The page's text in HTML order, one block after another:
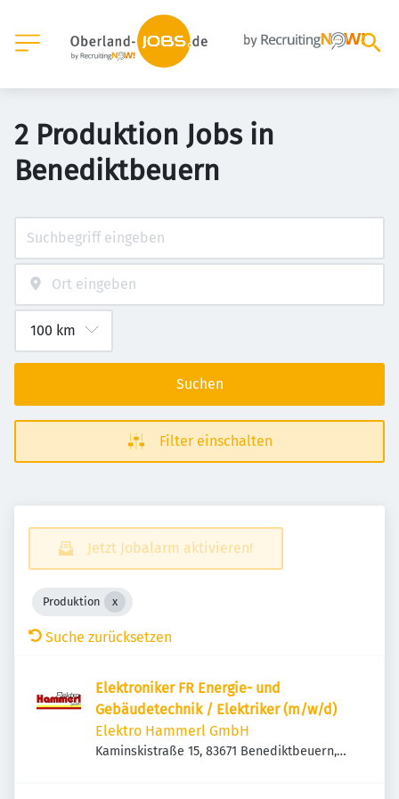
2 Produktion Jobs in
Benediktbeuern
Suchen
Filter einschalten
Jetzt Jobalarm aktivieren!
Produktion
Suche zurücksetzen
Elektroniker FR Energie- und
Gebäudetechnik / Elektriker (m/w/d)
Elektro Hammerl GmbH
Kaminskistraße 15, 83671 Benediktbeuern,